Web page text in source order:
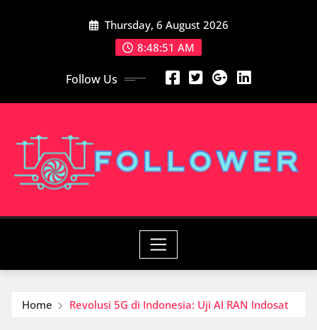
Thursday, 6 August 2026
8:48:53 AM
Follow Us
Home Revolusi 5G di Indonesia: Uji AI RAN Indosat